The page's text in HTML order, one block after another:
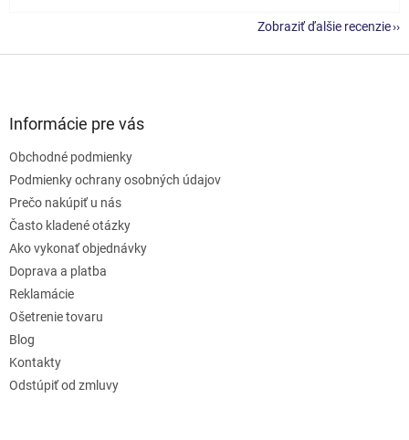
Zobraziť ďalšie recenzie
Informácie pre vás
Obchodné podmienky
Podmienky ochrany osobných údajov
Prečo nakúpiť u nás
Často kladené otázky
Ako vykonať objednávky
Doprava a platba
Reklamácie
Ošetrenie tovaru
Blog
Kontakty
Odstúpiť od zmluvy